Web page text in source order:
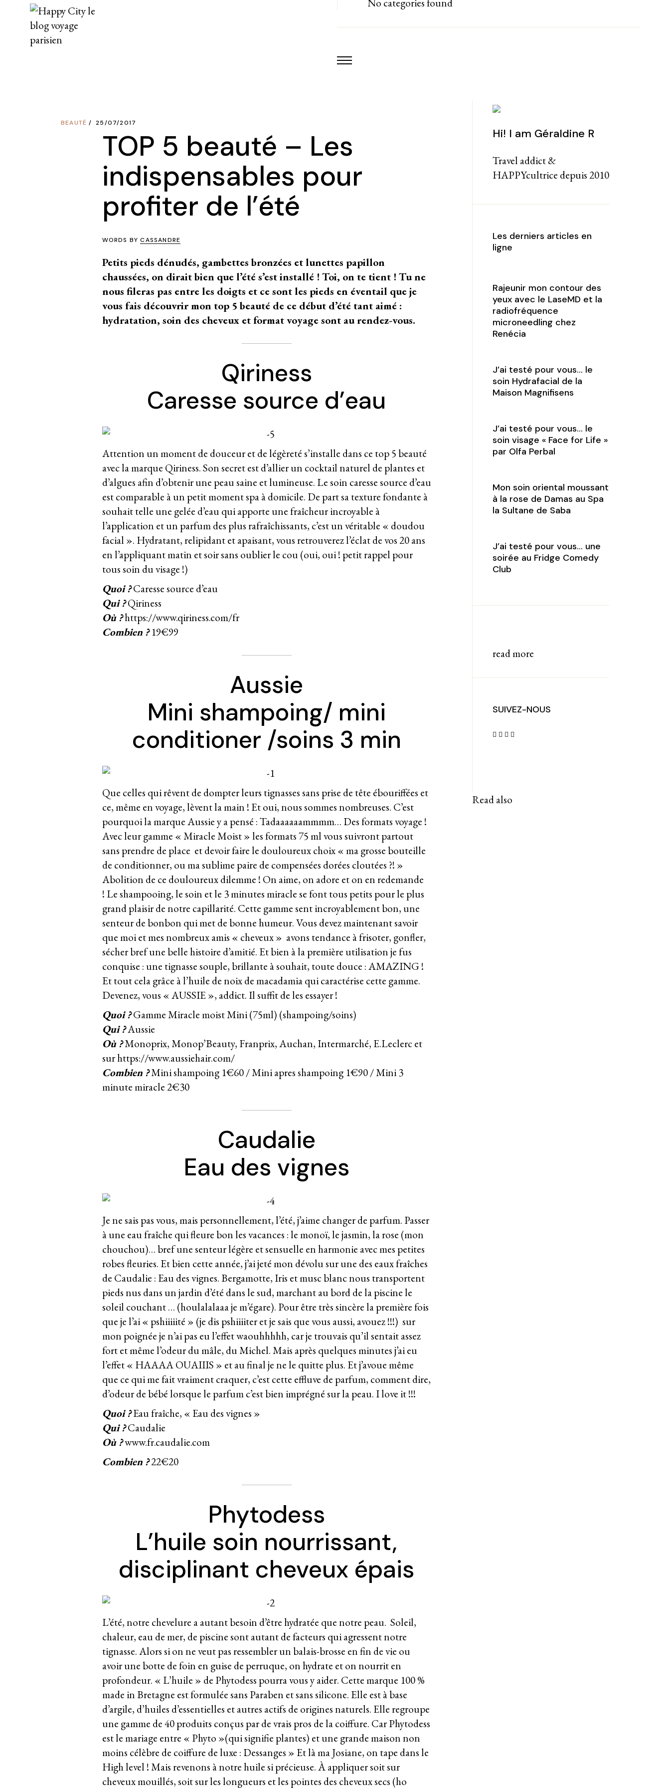
content
No categories found
BEAUTÉ 25/07/2017
TOP 5 beauté – Les
indispensables pour
profiter de l’été
WORDS BYCASSANDRE
Petits pieds dénudés, gambettes bronzées et lunettes papillon
chaussées, on dirait bien que l’été s’est installé ! Toi, on te tient ! Tu ne
nous fileras pas entre les doigts et ce sont les pieds en éventail que je
vous fais découvrir mon top 5 beauté de ce début d’été tant aimé :
hydratation, soin des cheveux et format voyage sont au rendez-vous.
Qiriness
Caresse source d’eau
Attention un moment de douceur et de légèreté s’installe dans ce top 5 beauté
avec la marque Qiriness. Son secret est d’allier un cocktail naturel de plantes et
d’algues afin d’obtenir une peau saine et lumineuse. Le soin caresse source d’eau
est comparable à un petit moment spa à domicile. De part sa texture fondante à
souhait telle une gelée d’eau qui apporte une fraîcheur incroyable à
l’application et un parfum des plus rafraîchissants, c’est un véritable « doudou
facial ». Hydratant, relipidant et apaisant, vous retrouverez l’éclat de vos 20 ans
en l’appliquant matin et soir sans oublier le cou (oui, oui ! petit rappel pour
tous soin du visage !)
Quoi ?Caresse source d’eau
Qui ?Qiriness
Où ?https://www.qiriness.com/fr
Combien ?19€99
Aussie
Mini shampoing/ mini
conditioner /soins 3 min
Que celles qui rêvent de dompter leurs tignasses sans prise de tête ébouriffées et
ce, même en voyage, lèvent la main ! Et oui, nous sommes nombreuses. C’est
pourquoi la marque Aussie y a pensé : Tadaaaaaammmm… Des formats voyage !
Avec leur gamme « Miracle Moist » les formats 75 ml vous suivront partout
sans prendre de place et devoir faire le douloureux choix « ma grosse bouteille
de conditionner, ou ma sublime paire de compensées dorées cloutées ?! »
Abolition de ce douloureux dilemme ! On aime, on adore et on en redemande
! Le shampooing, le soin et le 3 minutes miracle se font tous petits pour le plus
grand plaisir de notre capillarité. Cette gamme sent incroyablement bon, une
senteur de bonbon qui met de bonne humeur. Vous devez maintenant savoir
que moi et mes nombreux amis « cheveux » avons tendance à frisoter, gonfler,
sécher bref une belle histoire d’amitié. Et bien à la première utilisation je fus
conquise : une tignasse souple, brillante à souhait, toute douce : AMAZING !
Et tout cela grâce à l’huile de noix de macadamia qui caractérise cette gamme.
Devenez, vous « AUSSIE », addict. Il suffit de les essayer !
Quoi ?Gamme Miracle moist Mini (75ml) (shampoing/soins)
Qui ?Aussie
Où ?Monoprix, Monop’Beauty, Franprix, Auchan, Intermarché, E.Leclerc et
surhttps://www.aussiehair.com/
Combien ?Mini shampoing 1€60 / Mini apres shampoing 1€90 / Mini 3
minute miracle 2€30
Caudalie
Eau des vignes
Je ne sais pas vous, mais personnellement, l’été, j’aime changer de parfum. Passer
à une eau fraîche qui fleure bon les vacances : le monoï, le jasmin, la rose (mon
chouchou)… bref une senteur légère et sensuelle en harmonie avec mes petites
robes fleuries. Et bien cette année, j’ai jeté mon dévolu sur une des eaux fraîches
de Caudalie : Eau des vignes. Bergamotte, Iris et musc blanc nous transportent
pieds nus dans un jardin d’été dans le sud, marchant au bord de la piscine le
soleil couchant … (houlalalaaa je m’égare). Pour être très sincère la première fois
que je l’ai « pshiiiiité » (je dis pshiiiiter et je sais que vous aussi, avouez !!!) sur
mon poignée je n’ai pas eu l’effet waouhhhhh, car je trouvais qu’il sentait assez
fort et même l’odeur du mâle, du Michel. Mais après quelques minutes j’ai eu
l’effet « HAAAA OUAIIIS » et au final je ne le quitte plus. Et j’avoue même
que ce qui me fait vraiment craquer, c’est cette effluve de parfum, comment dire,
d’odeur de bébé lorsque le parfum c’est bien imprégné sur la peau. I love it !!!
Quoi ?Eau fraîche, « Eau des vignes »
Qui ?Caudalie
Où ?www.fr.caudalie.com
Combien ?22€20
Phytodess
L’huile soin nourrissant,
disciplinant cheveux épais
L’été, notre chevelure a autant besoin d’être hydratée que notre peau. Soleil,
chaleur, eau de mer, de piscine sont autant de facteurs qui agressent notre
tignasse. Alors si on ne veut pas ressembler un balais-brosse en fin de vie ou
avoir une botte de foin en guise de perruque, on hydrate et on nourrit en
profondeur. « L’huile » de Phytodess pourra vous y aider. Cette marque 100 %
made in Bretagne est formulée sans Paraben et sans silicone. Elle est à base
d’argile, d’huiles d’essentielles et autres actifs de origines naturels. Elle regroupe
une gamme de 40 produits conçus par de vrais pros de la coiffure. Car Phytodess
est le mariage entre « Phyto »(qui signifie plantes) et une grande maison non
moins célèbre de coiffure de luxe : Dessanges » Et là ma Josiane, on tape dans le
High level ! Mais revenons à notre huile si précieuse. À appliquer soit sur
cheveux mouillés, soit sur les longueurs et les pointes des cheveux secs (ho
Hi! I am Géraldine R
Travel addict &
HAPPYcultrice depuis 2010
Les derniers articles en
ligne
Rajeunir mon contour des
yeux avec le LaseMD et la
radiofréquence
microneedling chez
Renécia
J’ai testé pour vous… le
soin Hydrafacial de la
Maison Magnifisens
J’ai testé pour vous… le
soin visage « Face for Life »
par Olfa Perbal
Mon soin oriental moussant
à la rose de Damas au Spa
la Sultane de Saba
J’ai testé pour vous… une
soirée au Fridge Comedy
Club
read more
SUIVEZ-NOUS
Read also